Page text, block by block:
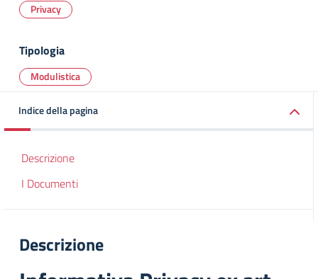
Privacy
Tipologia
Modulistica
Indice della pagina
Descrizione
I Documenti
Descrizione